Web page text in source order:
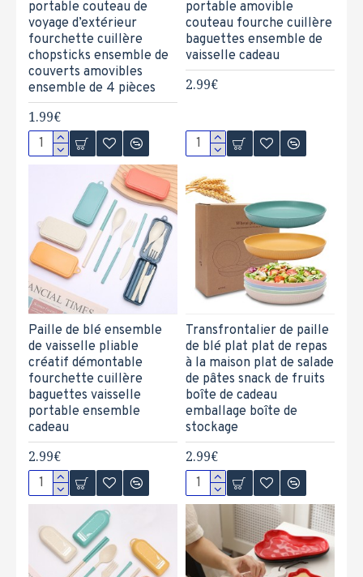
portable couteau de
voyage d’extérieur
fourchette cuillère
chopsticks ensemble de
couverts amovibles
ensemble de 4 pièces
1.99€
portable amovible
couteau fourche cuillère
baguettes ensemble de
vaisselle cadeau
2.99€
Paille de blé ensemble
de vaisselle pliable
créatif démontable
fourchette cuillère
baguettes vaisselle
portable ensemble
cadeau
2.99€
Transfrontalier de paille
de blé plat plat de repas
à la maison plat de salade
de pâtes snack de fruits
boîte de cadeau
emballage boîte de
stockage
2.99€